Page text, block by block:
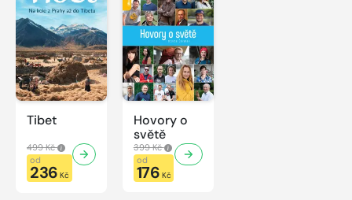
Tibet
499 Kč
od
236 Kč
Hovory o
světě
399 Kč
od
176 Kč